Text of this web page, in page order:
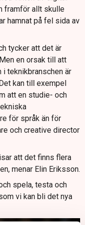
framför allt skulle
hamnat på fel sida av
tycker att det är
en orsak till att
i teknikbranschen är
kan till exempel
att en studie- och
för språk än för
och creative director
att det finns flera
menar Elin Eriksson.
spela, testa och
vi kan bli det nya